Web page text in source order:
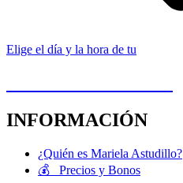
Elige el día y la hora de tu
INFORMACIÓN
¿Quién es Mariela Astudillo?
💰 Precios y Bonos